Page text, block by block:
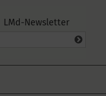
LMd-Newsletter